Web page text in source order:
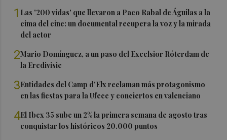
1 Las '200 vidas' que llevaron a Paco Rabal de Águilas a la
cima del cine: un documental recupera la voz y la mirada
del actor
2Mario Domínguez, a un paso del Excelsior Róterdam de
la Eredivisie
3Entidades del Camp d'Elx reclaman más protagonismo
en las fiestas para la Ufece y conciertos en valenciano
4El Ibex 35 sube un 2% la primera semana de agosto tras
conquistar los históricos 20.000 puntos